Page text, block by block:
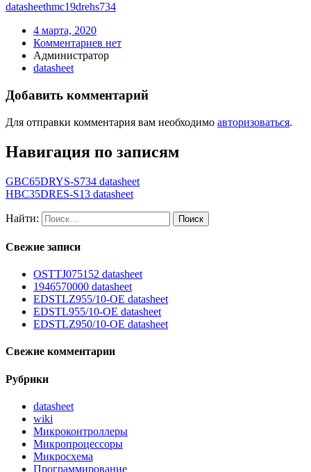
datasheethmc19drehs734
4 марта, 2020
Комментариев нет
Администратор
datasheet
Добавить комментарий
Для отправки комментария вам необходимо авторизоваться.
Навигация по записям
GBC65DRYS-S734 datasheet
HBC35DRES-S13 datasheet
Найти:
Свежие записи
OSTTJ075152 datasheet
1946570000 datasheet
EDSTLZ955/10-OE datasheet
EDSTL955/10-OE datasheet
EDSTLZ950/10-OE datasheet
Свежие комментарии
Рубрики
datasheet
wiki
Микроконтроллеры
Микропроцессоры
Микросхема
Программирование